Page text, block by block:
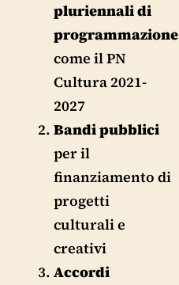
pluriennali di
programmazione
come il PN
Cultura 2021-
2027
Bandi pubblici
per il
finanziamento di
progetti
culturali e
creativi
Accordi